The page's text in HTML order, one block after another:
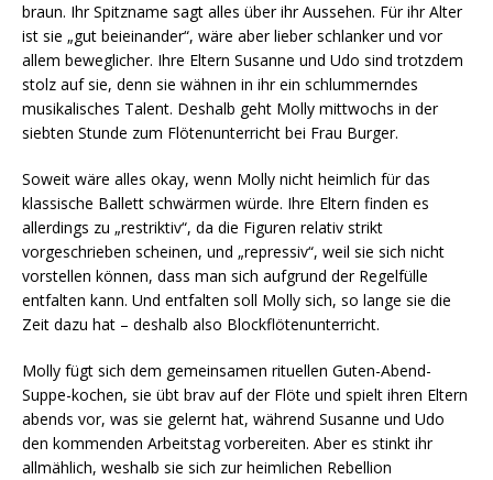
braun. Ihr Spitzname sagt alles über ihr Aussehen. Für ihr Alter
ist sie „gut beieinander“, wäre aber lieber schlanker und vor
allem beweglicher. Ihre Eltern Susanne und Udo sind trotzdem
stolz auf sie, denn sie wähnen in ihr ein schlummerndes
musikalisches Talent. Deshalb geht Molly mittwochs in der
siebten Stunde zum Flötenunterricht bei Frau Burger.
Soweit wäre alles okay, wenn Molly nicht heimlich für das
klassische Ballett schwärmen würde. Ihre Eltern finden es
allerdings zu „restriktiv“, da die Figuren relativ strikt
vorgeschrieben scheinen, und „repressiv“, weil sie sich nicht
vorstellen können, dass man sich aufgrund der Regelfülle
entfalten kann. Und entfalten soll Molly sich, so lange sie die
Zeit dazu hat – deshalb also Blockflötenunterricht.
Molly fügt sich dem gemeinsamen rituellen Guten-Abend-
Suppe-kochen, sie übt brav auf der Flöte und spielt ihren Eltern
abends vor, was sie gelernt hat, während Susanne und Udo
den kommenden Arbeitstag vorbereiten. Aber es stinkt ihr
allmählich, weshalb sie sich zur heimlichen Rebellion